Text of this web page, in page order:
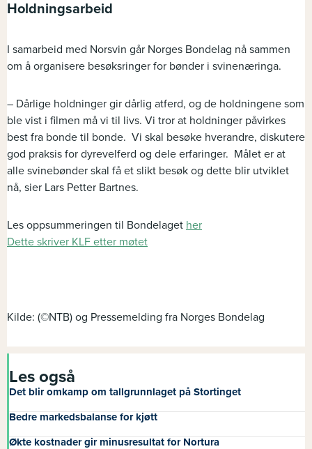
Holdningsarbeid
I samarbeid med Norsvin går Norges Bondelag nå sammen
om å organisere besøksringer for bønder i svinenæringa.
– Dårlige holdninger gir dårlig atferd, og de holdningene som
ble vist i filmen må vi til livs. Vi tror at holdninger påvirkes
best fra bonde til bonde. Vi skal besøke hverandre, diskutere
god praksis for dyrevelferd og dele erfaringer. Målet er at
alle svinebønder skal få et slikt besøk og dette blir utviklet
nå, sier Lars Petter Bartnes.
Les oppsummeringen til Bondelaget her
Dette skriver KLF etter møtet
Kilde: (©NTB) og Pressemelding fra Norges Bondelag
Les også
Det blir omkamp om tallgrunnlaget på Stortinget
Bedre markedsbalanse for kjøtt
Økte kostnader gir minusresultat for Nortura